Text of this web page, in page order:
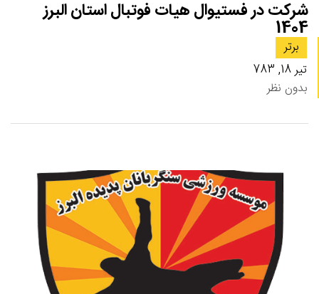
شرکت در فستیوال هیات فوتبال استان البرز
1404
برتر
تیر 18, 783
بدون نظر